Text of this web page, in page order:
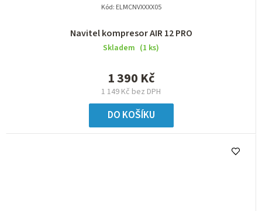
Navitel kompresor AIR 12 PRO
Skladem (1 ks)
1 149 Kč bez DPH
1 390 Kč
DO KOŠÍKU
Kód: ELMCNVXXXX05